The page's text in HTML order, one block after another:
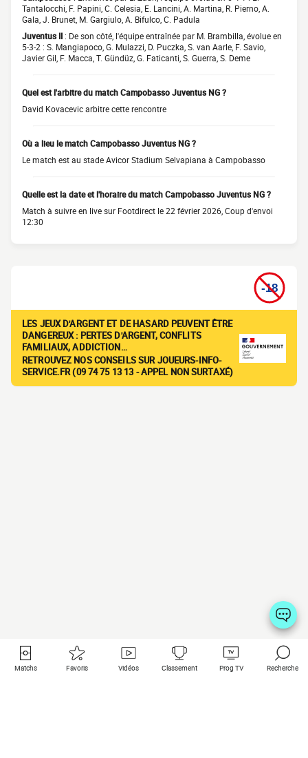
Tantalocchi, F. Papini, C. Celesia, E. Lancini, A. Martina, R. Pierno, A.
Gala, J. Brunet, M. Gargiulo, A. Bifulco, C. Padula
Juventus II : De son côté, l'équipe entraînée par M. Brambilla, évolue en
5-3-2 : S. Mangiapoco, G. Mulazzi, D. Puczka, S. van Aarle, F. Savio,
Javier Gil, F. Macca, T. Gündüz, G. Faticanti, S. Guerra, S. Deme
Quel est l'arbitre du match Campobasso Juventus NG ?
David Kovacevic arbitre cette rencontre
Où a lieu le match Campobasso Juventus NG ?
Le match est au stade Avicor Stadium Selvapiana à Campobasso
Quelle est la date et l'horaire du match Campobasso Juventus NG ?
Match à suivre en live sur Footdirect le 22 février 2026, Coup d'envoi
12:30
LES JEUX D'ARGENT ET DE HASARD PEUVENT ÊTRE
DANGEREUX : PERTES D'ARGENT, CONFLITS
FAMILIAUX, ADDICTION…
RETROUVEZ NOS CONSEILS SUR JOUEURS-INFO-
SERVICE.FR (09 74 75 13 13 - APPEL NON SURTAXÉ)
Matchs Favoris Vidéos Classement Prog TV Recherche